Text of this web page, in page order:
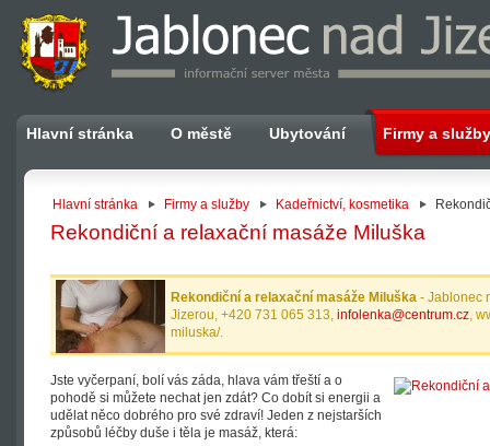
Hlavní stránka O městě Ubytování Firmy a služby
Hlavní stránka Firmy a služby Kadeřnictví, kosmetika
Rekondiční a relaxační masáže Miluška
Rekondiční a relaxační masáže Miluška - Jablonec
Jizerou, +420 731 065 313, infolenka@centrum.cz,
miluska/.
Jste vyčerpaní, bolí vás záda, hlava vám třeští a o
pohodě si můžete nechat jen zdát? Co dobít si energii a
udělat něco dobrého pro své zdraví! Jeden z nejstarších
způsobů léčby duše i těla je masáž, která: